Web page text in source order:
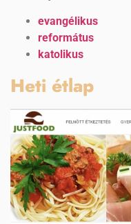
evangélikus
református
katolikus
Heti étlap